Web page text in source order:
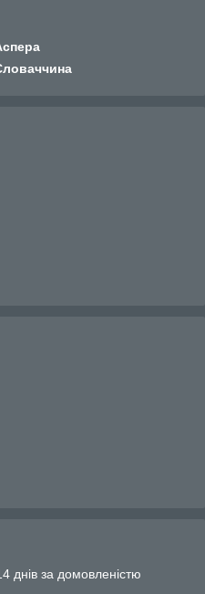
днів за домовленістю